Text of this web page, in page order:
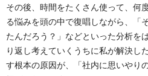
その後、時間をたくさん使って、何
る悩みを頭の中で復唱しながら、「
たんだろう？」などといった分析を
り返し考えていくうちに私が解決し
す根本の原因が、「社内に思いやり